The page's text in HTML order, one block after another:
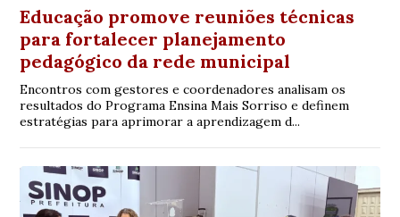
Educação promove reuniões técnicas
para fortalecer planejamento
pedagógico da rede municipal
Encontros com gestores e coordenadores analisam os
resultados do Programa Ensina Mais Sorriso e definem
estratégias para aprimorar a aprendizagem d...